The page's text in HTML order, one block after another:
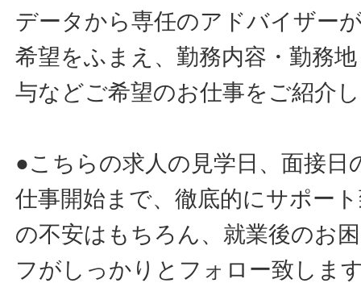
データから専任のアドバイザー
希望をふまえ、勤務内容・勤務
与などご希望のお仕事をご紹介
●こちらの求人の見学日、面接日
仕事開始まで、徹底的にサポー
の不安はもちろん、就業後のお
フがしっかりとフォロー致しま